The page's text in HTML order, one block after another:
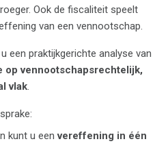
Ook de fiscaliteit speelt
van een vennootschap.
een praktijkgerichte analyse van
vennootschapsrechtelijk,
vlak.
kunt u eenvereffening in één